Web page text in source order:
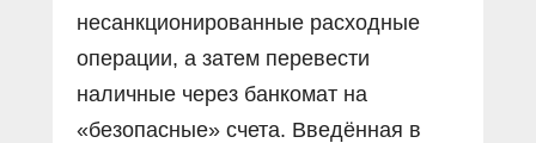
несанкционированные расходные
операции, а затем перевести
наличные через банкомат на
«безопасные» счета. Введëнная в